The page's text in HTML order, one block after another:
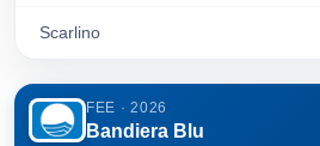
Scarlino
FEE · 2026
Bandiera Blu